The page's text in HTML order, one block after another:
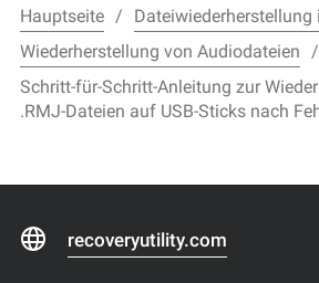
Hauptseite
Dateiwiederherstellung
Wiederherstellung von Audiodateien
Schritt-für-Schritt-Anleitung zur
.RMJ-Dateien auf USB-Sticks nach
recoveryutility.com